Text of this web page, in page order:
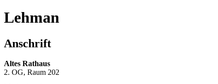
Lehman
Anschrift
Altes Rathaus
2. OG, Raum 202